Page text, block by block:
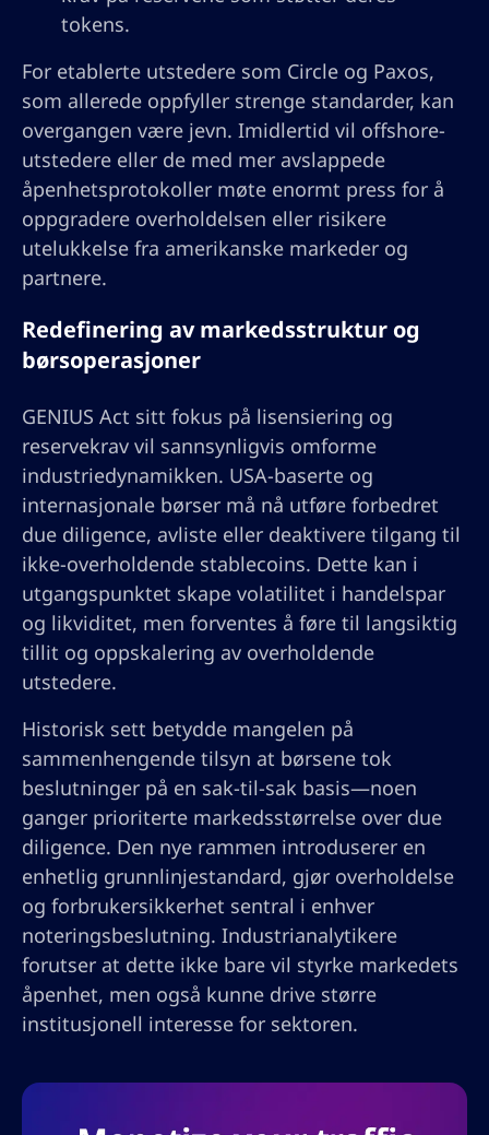
tokens.
For etablerte utstedere som Circle og Paxos,
som allerede oppfyller strenge standarder, kan
overgangen være jevn. Imidlertid vil offshore-
utstedere eller de med mer avslappede
åpenhetsprotokoller møte enormt press for å
oppgradere overholdelsen eller risikere
utelukkelse fra amerikanske markeder og
partnere.
Redefinering av markedsstruktur og
børsoperasjoner
GENIUS Act sitt fokus på lisensiering og
reservekrav vil sannsynligvis omforme
industriedynamikken. USA-baserte og
internasjonale børser må nå utføre forbedret
due diligence, avliste eller deaktivere tilgang til
ikke-overholdende stablecoins. Dette kan i
utgangspunktet skape volatilitet i handelspar
og likviditet, men forventes å føre til langsiktig
tillit og oppskalering av overholdende
utstedere.
Historisk sett betydde mangelen på
sammenhengende tilsyn at børsene tok
beslutninger på en sak-til-sak basis—noen
ganger prioriterte markedsstørrelse over due
diligence. Den nye rammen introduserer en
enhetlig grunnlinjestandard, gjør overholdelse
og forbrukersikkerhet sentral i enhver
noteringsbeslutning. Industrianalytikere
forutser at dette ikke bare vil styrke markedets
åpenhet, men også kunne drive større
institusjonell interesse for sektoren.